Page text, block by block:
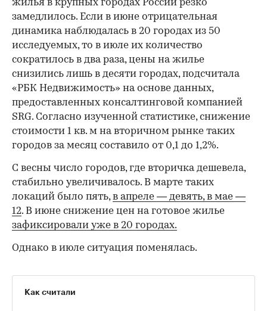
жилья в крупных городах России резко
замедлилось. Если в июне отрицательная
динамика наблюдалась в 20 городах из 50
исследуемых, то в июле их количество
сократилось в два раза, цены на жилье
снизились лишь в десяти городах, подсчитала
«РБК Недвижимость» на основе данных,
предоставленных консалтинговой компанией
SRG. Согласно изученной статистике, снижение
стоимости 1 кв. м на вторичном рынке таких
городов за месяц составило от 0,1 до 1,2%.
С весны число городов, где вторичка дешевела,
стабильно увеличивалось. В марте таких
локаций было пять,в апреле — девять,в мае —
12. В июне снижение цен на готовое жилье
зафиксировали уже в 20 городах.
Однако в июле ситуация поменялась.
Как считали